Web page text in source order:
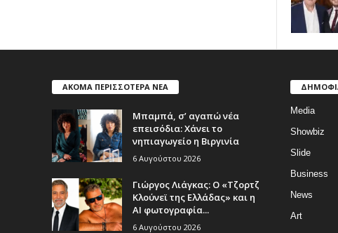
ΑΚΟΜΑ ΠΕΡΙΣΣΟΤΕΡΑ ΝΕΑ
Μπαμπά, σ’ αγαπώ νέα
επεισόδια: Χάνει το
νηπιαγωγείο η Βιργινία
6 Αυγούστου 2026
Γιώργος Λιάγκας: Ο «Τζορτζ
Κλούνεϊ της Ελλάδας» και η
AI φωτογραφία...
6 Αυγούστου 2026
Media
Showbiz
Slide
Business
News
Art